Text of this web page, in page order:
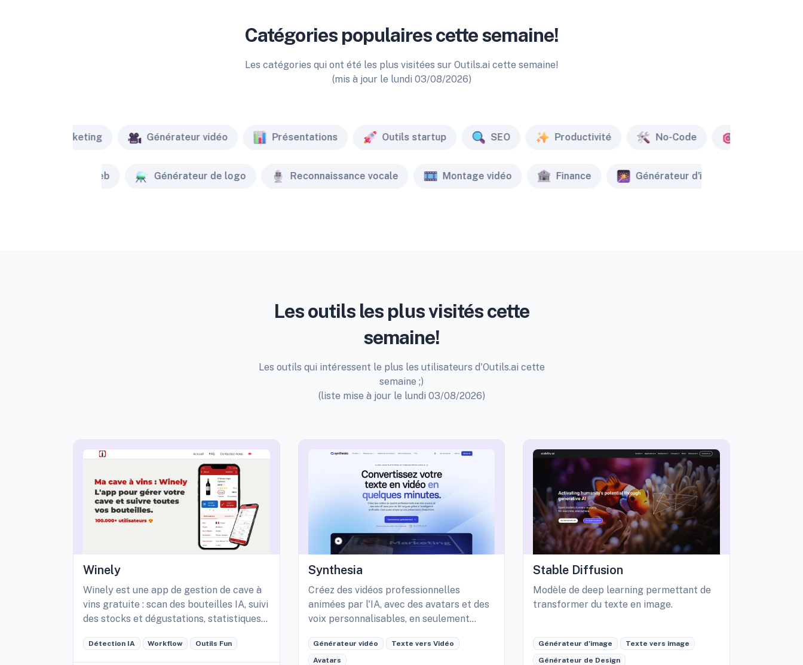
Catégories populaires cette semaine!
Les catégories qui ont été les plus visitées sur Outils.ai cette semaine!
(mis à jour le lundi 03/08/2026)
Marketing Générateur vidéo Présentations Outils startup SEO Productivité No-Code
Créateur de site web Générateur de logo Reconnaissance vocale Montage vidéo Finance Générateur d'image
Les outils les plus visités cette
semaine!
Les outils qui intéressent le plus les utilisateurs d'Outils.ai cette
semaine ;)
(liste mise à jour le lundi 03/08/2026)
Winely
Winely est une app de gestion de cave à
vins gratuite : scan des bouteilles IA, suivi
des stocks et dégustations, statistiques
Détection IA Workflow Outils Fun
Synthesia
Créez des vidéos professionnelles
animées par l'IA, avec des avatars et des
voix personnalisables, en seulement
Générateur vidéo Texte vers Vidéo
Avatars
Stable Diffusion
Modèle de deep learning permettant de
transformer du texte en image.
Générateur d'image Texte vers image
Générateur de Design